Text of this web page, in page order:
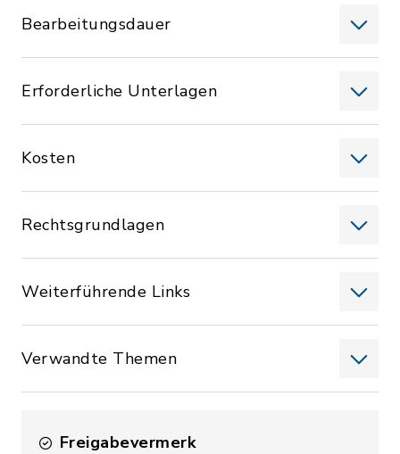
Bearbeitungsdauer
Erforderliche Unterlagen
Kosten
Rechtsgrundlagen
Weiterführende Links
Verwandte Themen
Freigabevermerk